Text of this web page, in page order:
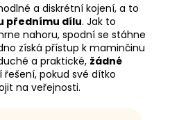
a diskrétní kojení, a to
přednímu dílu. Jak to
nahoru, spodní se stáhne
získá přístup k maminčinu
a praktické, žádné
řešení, pokud své dítko
na veřejnosti.